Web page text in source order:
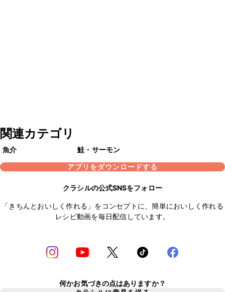
関連カテゴリ
魚介
鮭・サーモン
アプリをダウンロードする
クラシルの公式SNSをフォロー
「きちんとおいしく作れる」をコンセプトに、簡単においしく作れる
レシピ動画を毎日配信しています。
何かお気づきの点はありますか？